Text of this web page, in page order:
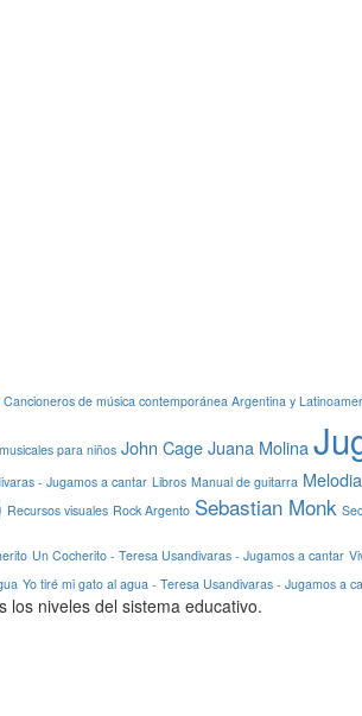
Cancioneros de música contemporánea Argentina y
para niños John CageJuana Molina
- Jugamos a cantar Libros Manual de guitarra Melodia
Recursos visuales Rock Argento Sebastian Monk
Un Cocherito - Teresa Usandivaras - Jugamos a cantar
Yo tiré mi gato al agua - Teresa Usandivaras - Jugamos a
los niveles del sistema educativo.